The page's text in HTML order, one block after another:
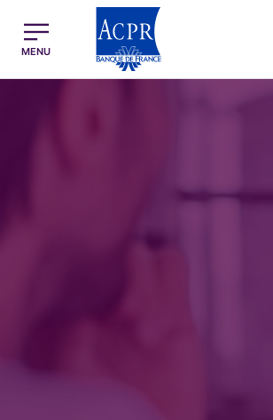
ACPR Menu Principal (French)
MENU
Image